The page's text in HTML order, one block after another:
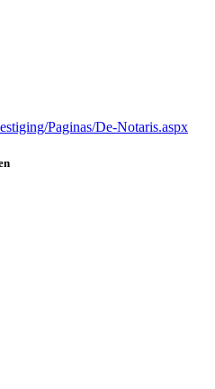
Paginas/De-Notaris.aspx